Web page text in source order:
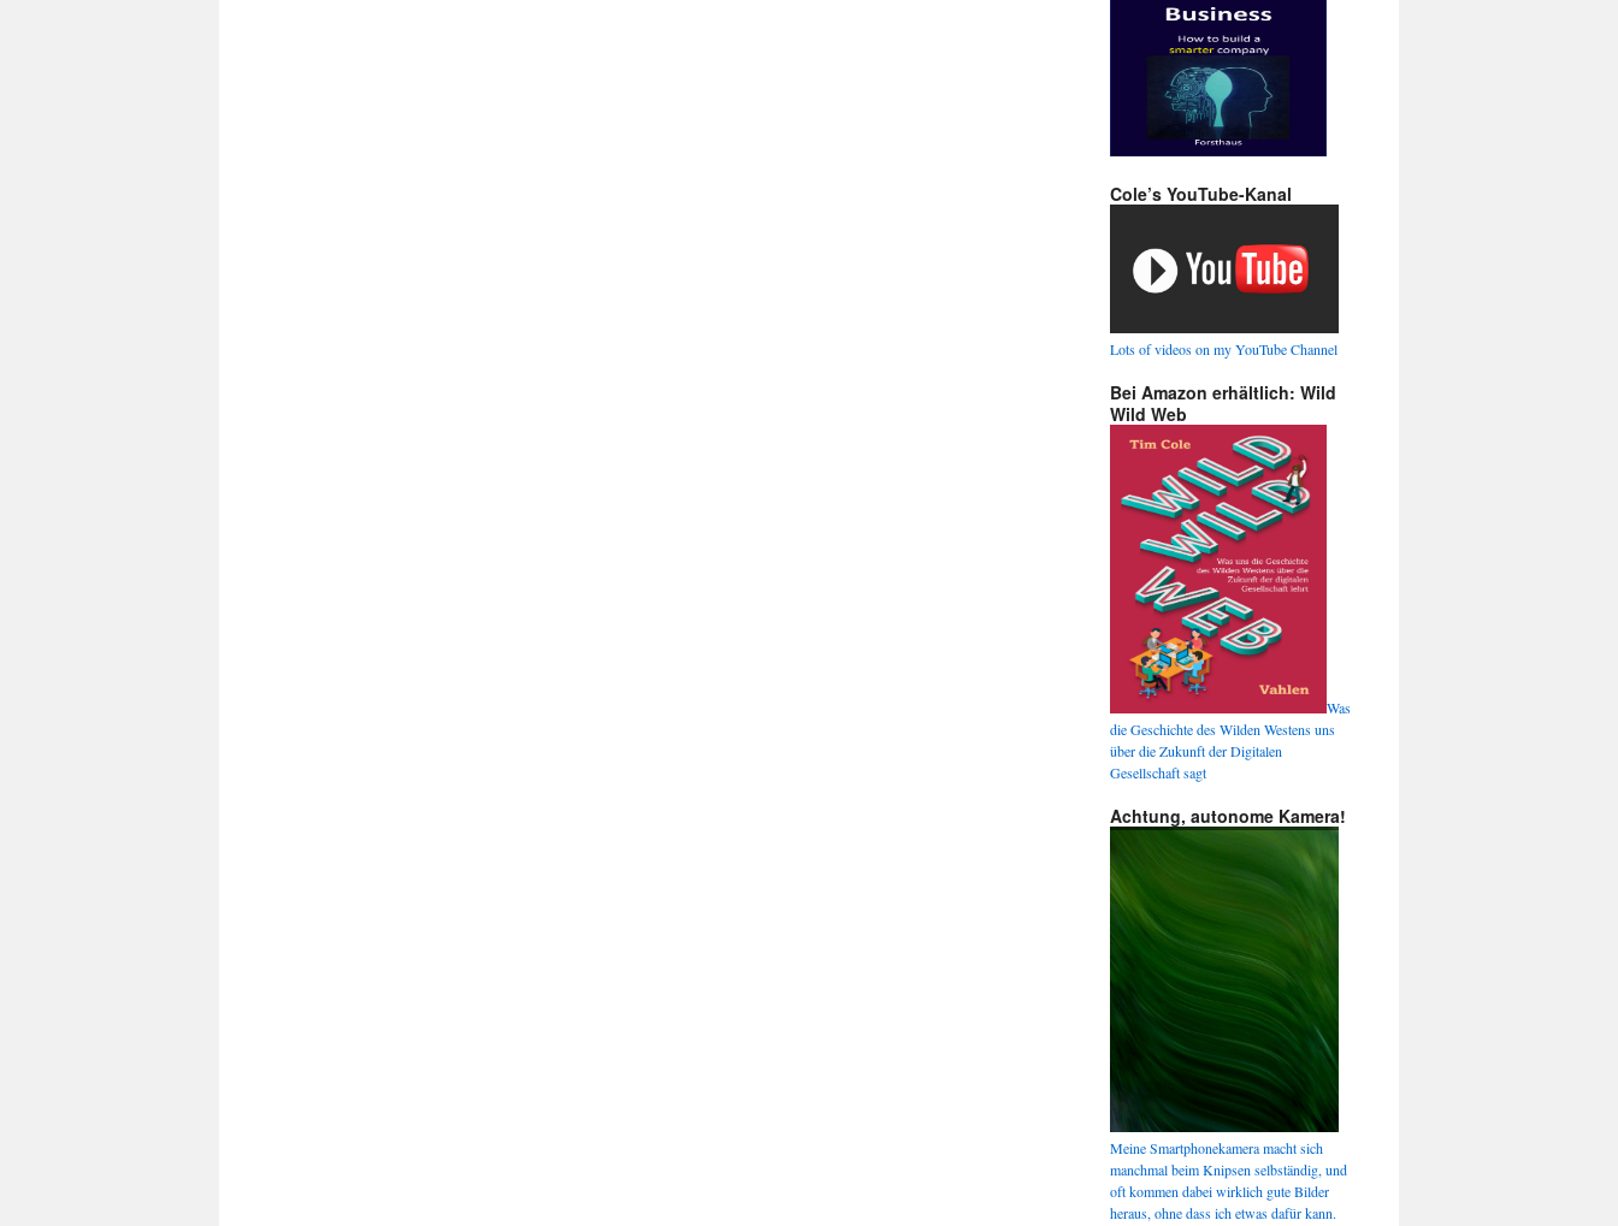
Cole’s YouTube-Kanal
Lots of videos on my YouTube Channel
Bei Amazon erhältlich: Wild
Wild Web
Was
die Geschichte des Wilden Westens uns
über die Zukunft der Digitalen
Gesellschaft sagt
Achtung, autonome Kamera!
Meine Smartphonekamera macht sich
manchmal beim Knipsen selbständig, und
oft kommen dabei wirklich gute Bilder
heraus, ohne dass ich etwas dafür kann.